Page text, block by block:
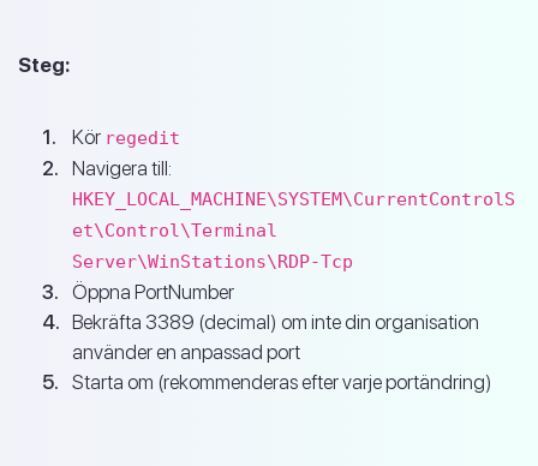
Steg:
Kör regedit
Navigera till:
HKEY_LOCAL_MACHINE\SYSTEM\CurrentControlS
et\Control\Terminal
Server\WinStations\RDP-Tcp
Öppna PortNumber
Bekräfta 3389 (decimal) om inte din organisation
använder en anpassad port
Starta om (rekommenderas efter varje portändring)